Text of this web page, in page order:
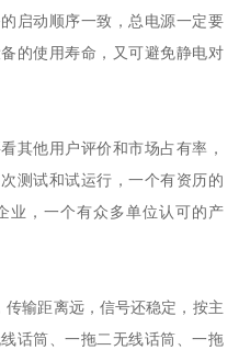
启动顺序一致，总电源一定要
的使用寿命，又可避免静电对
其他用户评价和市场占有率，
测试和试运行，一个有资历的
业，一个有众多单位认可的产
输距离远，信号还稳定，按主
话筒、一拖二无线话筒、一拖